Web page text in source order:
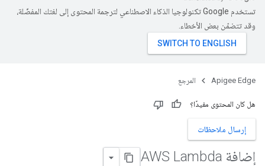
تستخدم Google تكنولوجيا الذكاء الاصطناعي لترجمة المحتوى إلى لغتك المفضّلة،
وقد تتضمّن بعض الأخطاء.
Apigee Edge المرجع
هل كان المحتوى مفيدًا؟
إرسال ملاحظات
إضافة AWS Lambda